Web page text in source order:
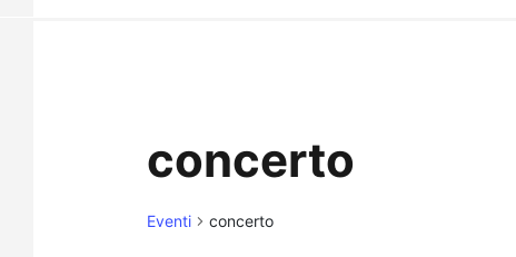
concerto
Eventi concerto